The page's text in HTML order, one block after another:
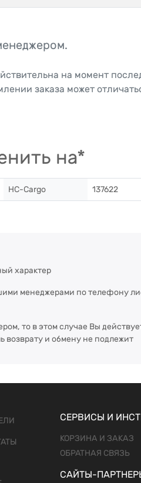
на момент
заказа может
на*
HC-Cargo 137622
характер
менеджерами по телефону
то в этом случае Вы
возврату и обмену не подлежит
СЕРВИСЫ И
КОРЗИНА И ЗАКАЗ
ОБРАТНАЯ СВЯЗЬ
САЙТЫ-